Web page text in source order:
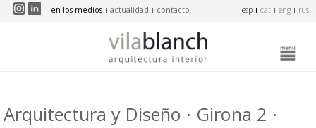
Pasar al contenido principal
en los medios actualidad contacto esp cat eng rus
Arquitectura y Diseño · Girona 2 ·